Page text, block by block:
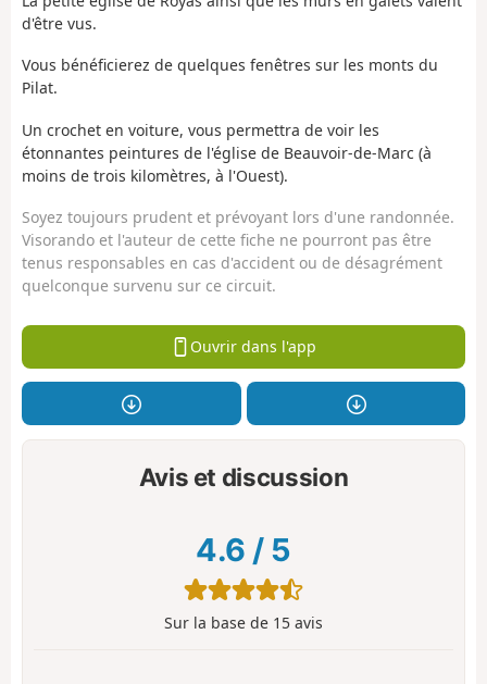
d'être vus.
Vous bénéficierez de quelques fenêtres sur les monts du
Pilat.
Un crochet en voiture, vous permettra de voir les
étonnantes peintures de l'église de Beauvoir-de-Marc (à
moins de trois kilomètres, à l'Ouest).
Soyez toujours prudent et prévoyant lors d'une randonnée.
Visorando et l'auteur de cette fiche ne pourront pas être
tenus responsables en cas d'accident ou de désagrément
quelconque survenu sur ce circuit.
Ouvrir dans l'app
Avis et discussion
4.6 / 5
Sur la base de 15 avis